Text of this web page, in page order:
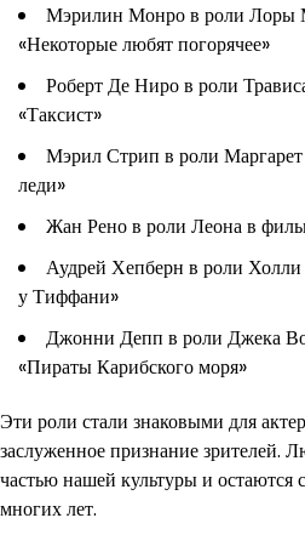
Мэрилин Монро в роли Лоры
«Некоторые любят погорячее»
Роберт Де Ниро в роли
«Таксист»
Мэрил Стрип в роли
леди»
Жан Рено в роли Леона в
Аудрей Хепберн в роли Холли
у Тиффани»
Джонни Депп в роли Джека
«Пираты Карибского моря»
Эти роли стали знаковыми для
заслуженное признание зрителей.
частью нашей культуры и остаются
многих лет.